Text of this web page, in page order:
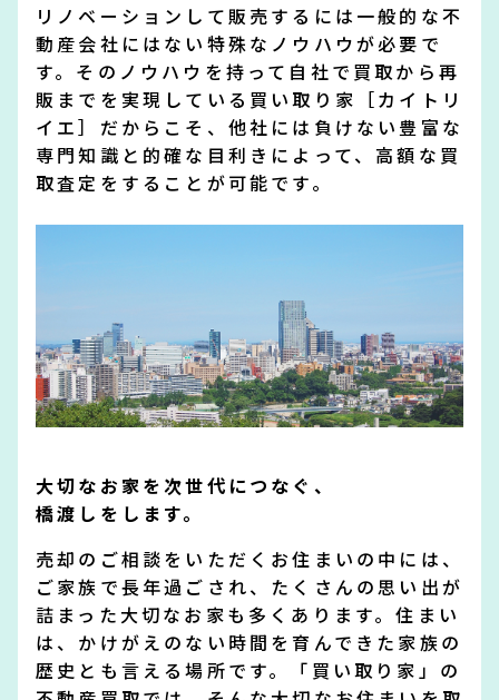
リノベーションして販売するには一般的な不
動産会社にはない特殊なノウハウが必要で
す。そのノウハウを持って自社で買取から再
販までを実現している買い取り家［カイトリ
イエ］だからこそ、他社には負けない豊富な
専門知識と的確な目利きによって、高額な買
取査定をすることが可能です。
大切なお家を次世代につなぐ、
橋渡しをします。
売却のご相談をいただくお住まいの中には、
ご家族で長年過ごされ、たくさんの思い出が
詰まった大切なお家も多くあります。住まい
は、かけがえのない時間を育んできた家族の
歴史とも言える場所です。「買い取り家」の